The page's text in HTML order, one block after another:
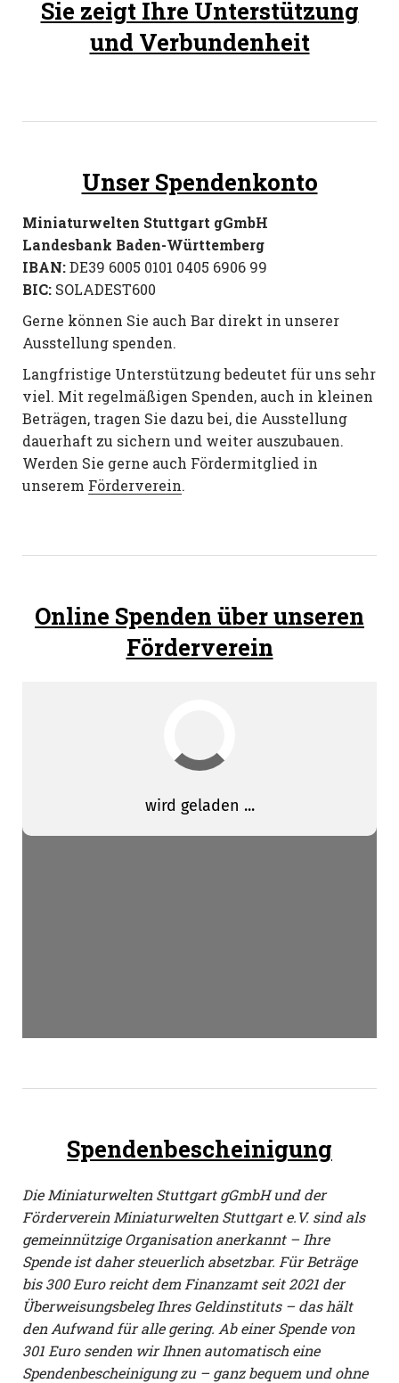
Sie zeigt Ihre Unterstützung
und Verbundenheit
Unser Spendenkonto
Miniaturwelten Stuttgart gGmbH
Landesbank Baden-Württemberg
IBAN:DE39 6005 0101 0405 6906 99
BIC: SOLADEST600
Gerne können Sie auch Bar direkt in unserer
Ausstellung spenden.
Langfristige Unterstützung bedeutet für uns sehr
viel. Mit regelmäßigen Spenden, auch in kleinen
Beträgen, tragen Sie dazu bei, die Ausstellung
dauerhaft zu sichern und weiter auszubauen.
Werden Sie gerne auch Fördermitglied in
unserem Förderverein.
Online Spenden über unseren
Förderverein
Spendenbescheinigung
Die Miniaturwelten Stuttgart gGmbH und der
Förderverein Miniaturwelten Stuttgart e.V. sind als
gemeinnützige Organisation anerkannt – Ihre
Spende ist daher steuerlich absetzbar. Für Beträge
bis 300 Euro reicht dem Finanzamt seit 2021 der
Überweisungsbeleg Ihres Geldinstituts – das hält
den Aufwand für alle gering. Ab einer Spende von
301 Euro senden wir Ihnen automatisch eine
Spendenbescheinigung zu – ganz bequem und ohne